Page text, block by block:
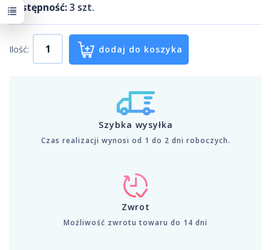
Dostępność:3 szt.
Ilość: dodaj do koszyka
Szybka wysyłka
Czas realizacji wynosi od 1 do 2 dni roboczych.
Zwrot
Możliwość zwrotu towaru do 14 dni